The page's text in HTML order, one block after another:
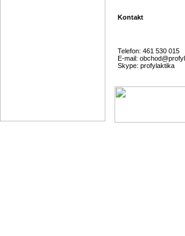
Telefon: 461 530 015
E-mail:
Skype: profylaktika
Kontakt